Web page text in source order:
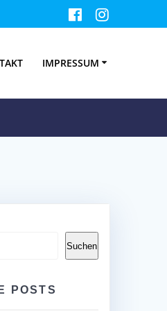
IMPRESSUM
Suchen
POSTS